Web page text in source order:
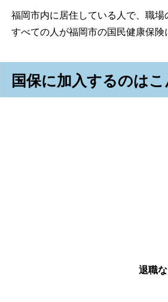
福岡市内に居住している人で、職
すべての人が福岡市の国民健康保険
国保に加入するのは
退職